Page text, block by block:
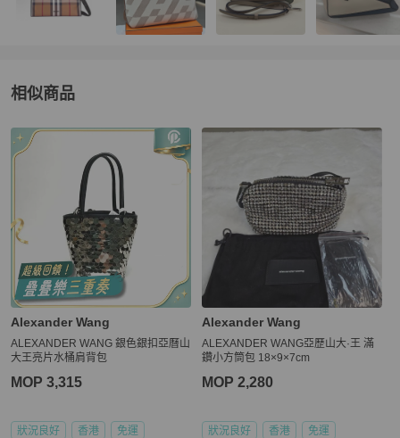
相似商品
更多相似Alexander Wang女包推薦精品
Alexander Wang
ALEXANDER WANG 銀色銀扣亞曆山
大王亮片水桶肩背包
MOP 3,315
狀況良好 香港 免運
Alexander Wang
ALEXANDER WANG亞歷山大·王 滿
鑽小方筒包 18×9×7cm
MOP 2,280
狀況良好 香港 免運